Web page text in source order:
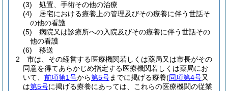
(3)
処置、手術その他の治療
(4)
居宅における療養上の管理及びその療養に伴う世話そ
の他の看護
(5)
病院又は診療所への入院及びその療養に伴う世話その
他の看護
(6)
移送
2
市は、その経営する医療機関若しくは薬局又は市長がその
同意を得てあらかじめ指定する医療機関若しくは薬局にお
いて、 前項第1号から第5号までに掲げる療養(同項第4号又
は第5号に掲げる療養にあっては、これらの医療機関の従業